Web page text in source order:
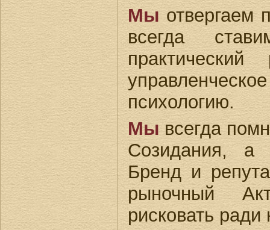
Мыотвергаем
всегда
практический
психологию.
Мы всегда
Созидания, а
Бренд и
рыночный
рисковать